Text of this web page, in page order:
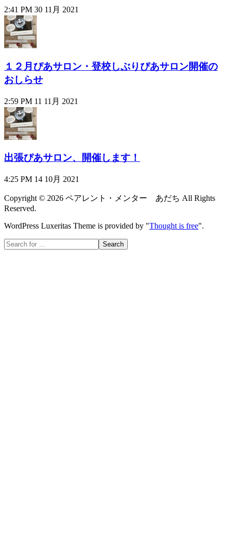
2:41 PM 30 11月 2021
１２月ぴあサロン・登校しぶりぴあサロン開催の
おしらせ
2:59 PM 11 11月 2021
出張ぴあサロン、開催します！
4:25 PM 14 10月 2021
Copyright © 2026 ペアレント・メンター あだち All Rights
Reserved.
WordPress Luxeritas Theme is provided by "Thought is free".